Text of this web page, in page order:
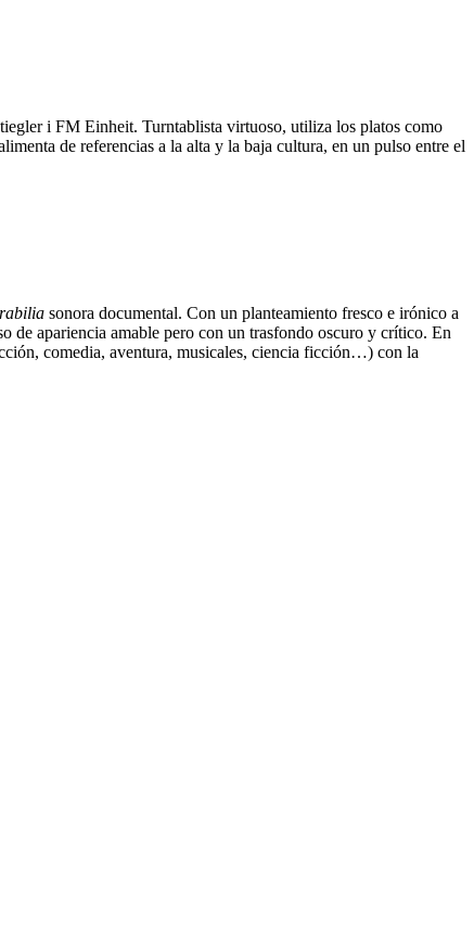
i FM Einheit. Turntablista virtuoso, utiliza los platos como
de referencias a la alta y la baja cultura, en un pulso entre el
sonora documental. Con un planteamiento fresco e irónico a
de apariencia amable pero con un trasfondo oscuro y crítico. En
comedia, aventura, musicales, ciencia ficción…) con la